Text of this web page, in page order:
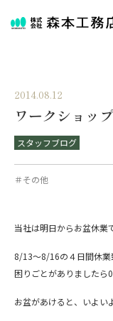
2014.08.12
ワークショップ
スタッフブログ
＃その他
当社は明日からお盆休業
8/13～8/16の４日間休業
困りごとがありましたら
お盆があけると、いよい